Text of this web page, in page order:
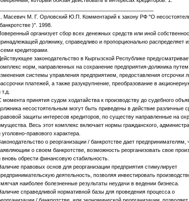
Масевич М. Г. Орловский Ю.П. Комментарий к закону РФ "О
)". 1998.
организует сбор всех денежных средств или иной
должнику, справедливо и пропорционально распределяет
кредиторами.
законодательство в Кыргызской Республике
норм, направленных на сохранение предприятия-должника путем
системы управления предприятием, предоставления отсрочки
платежей, а также разукрупнение, преобразование в
т.д.
момента принятия судом ходатайства к производству до судебного
несостоятельным могут быть приведены в действие различные
защиты интересов кредиторов, по существу направленные на
Весь этот комплекс включает нормы гражданского,
уголовно-правового характера.
о реорганизации / банкротстве дает предпринимателям,
о своем банкротстве, возможность реорганизовать свое
вновь обрести финансовую стабильность.
правовых основ для реорганизации предприятия стимулирует
деятельность, позволяя инвестировать
наиболее болезненные результаты неудачи в ведении бизнеса.
справедливой нормативной базы для проведения процесса о